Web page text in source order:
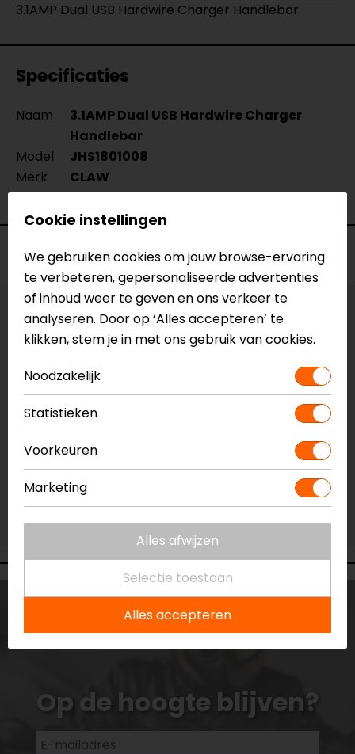
3.1AMP Dual USB Hardwire Charger Handlebar
Specificaties
Naam
3.1AMP Dual USB Hardwire Charger
Handlebar
Model
JHS1801008
Merk
CLAW
Kleur
N.v.t.
Voorraad
Vestiging Apeldoorn
Niet op voorraad
Niet op voorraad
Vestiging Capelle a/d IJssel
Niet op voorraad
Vestiging Eindhoven
Niet op voorraad
Vestiging Vianen
Niet op voorraad
Op de hoogte blijven?
Cookie instellingen
We gebruiken cookies om jouw browse-ervaring
te verbeteren, gepersonaliseerde advertenties
of inhoud weer te geven en ons verkeer te
analyseren. Door op ‘Alles accepteren’ te
klikken, stem je in met ons gebruik van cookies.
Noodzakelijk
Statistieken
Voorkeuren
Marketing
Alles afwijzen
Selectie toestaan
Alles accepteren